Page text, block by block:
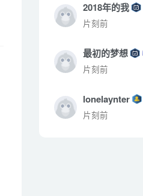
2018年的我
片刻前
最初的梦想
片刻前
lonelaynter
片刻前